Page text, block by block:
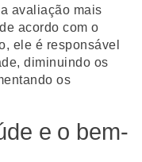
avaliação mais
acordo com o
ele é responsável
diminuindo os
os
e o bem-